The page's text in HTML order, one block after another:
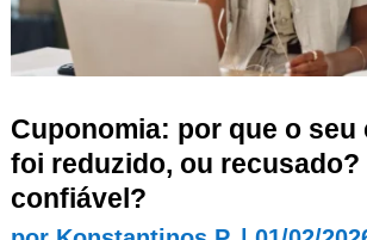
Cuponomia: por que o seu
foi reduzido, ou recusado?
confiável?